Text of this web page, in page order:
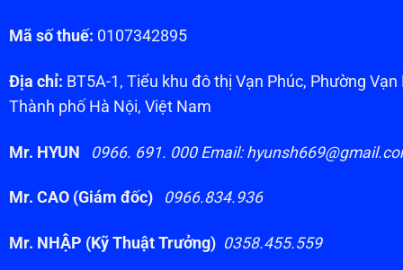
Mã số thuế: 0107342895
Địa chỉ: BT5A-1, Tiểu khu đô thị Vạn Phúc, Phường
Thành phố Hà Nội, Việt Nam
Mr. HYUN 0966. 691. 000 Email:
Mr. CAO (Giám đốc) 0966.834.936
Mr. NHẬP (Kỹ Thuật Trưởng) 0358.455.559